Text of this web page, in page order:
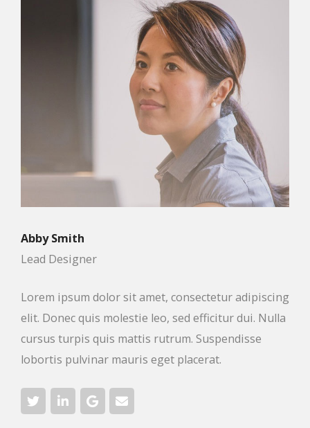
Abby Smith
Lead Designer
Lorem ipsum dolor sit amet, consectetur adipiscing
elit. Donec quis molestie leo, sed efficitur dui. Nulla
cursus turpis quis mattis rutrum. Suspendisse
lobortis pulvinar mauris eget placerat.